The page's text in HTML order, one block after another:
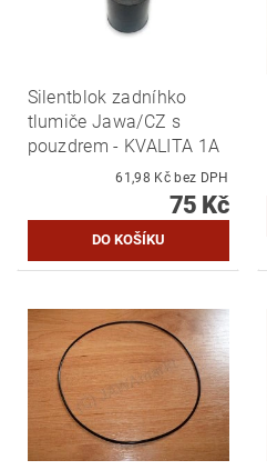
Silentblok zadníhko
tlumiče Jawa/CZ s
pouzdrem - KVALITA 1A
61,98 Kč bez DPH
75 Kč